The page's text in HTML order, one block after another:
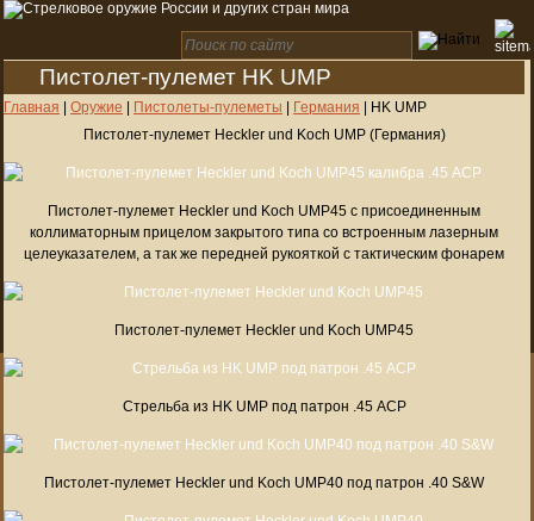
Пистолет-пулемет HK UMP
Главная Оружие Пистолеты-пулеметы Германия
HK UMP
Пистолет-пулемет Heckler und Koch UMP (Германия)
Пистолет-пулемет Heckler und Koch UMP45 с присоединенным
коллиматорным прицелом закрытого типа со встроенным лазерным
целеуказателем, а так же передней рукояткой с тактическим фонарем
Пистолет-пулемет Heckler und Koch UMP45
Стрельба из HK UMP под патрон .45 ACP
Пистолет-пулемет Heckler und Koch UMP40 под патрон .40 S&W